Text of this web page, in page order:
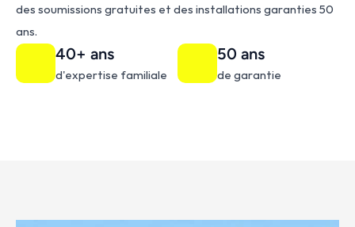
des soumissions gratuites et des installations garanties 50
ans.
40+ ans
d'expertise familiale
50 ans
de garantie